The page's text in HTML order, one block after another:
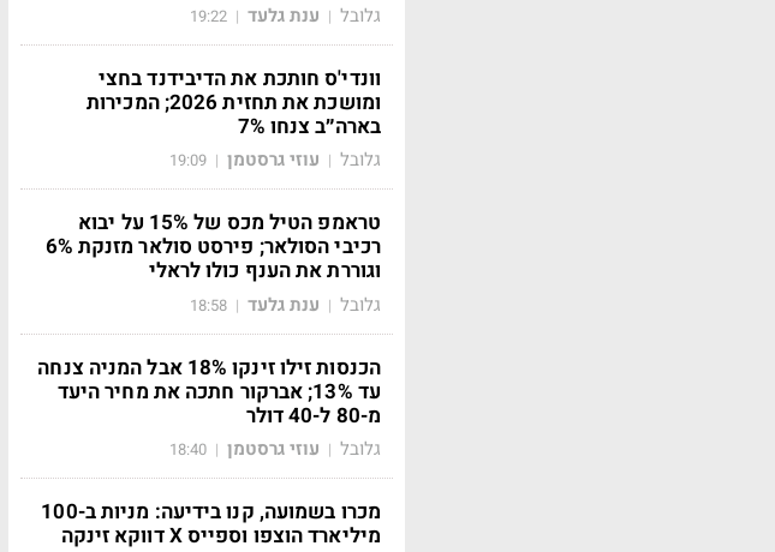
גלובל | ענת גלעד |
19:22
וונדי'ס חותכת את הדיבידנד בחצי
ומושכת את תחזית 2026; המכירות
בארה״ב צנחו 7%
גלובל | עוזי גרסטמן |
19:09
טראמפ הטיל מכס של 15% על יבוא
רכיבי הסולאר; פירסט סולאר מזנקת 6%
וגוררת את הענף כולו לראלי
גלובל | ענת גלעד |
18:58
הכנסות זילו זינקו 18% אבל המניה צנחה
עד 13%; אברקור חתכה את מחיר היעד
מ-80 ל-40 דולר
גלובל | עוזי גרסטמן |
18:40
מכרו בשמועה, קנו בידיעה: מניות ב-100
מיליארד הוצפו וספייס X דווקא זינקה